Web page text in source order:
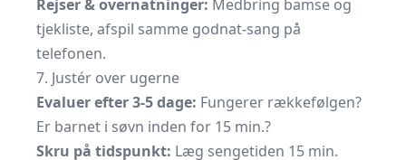
Rejser & overnatninger: Medbring bamse og
tjekliste, afspil samme godnat-sang på
telefonen.
7. Justér over ugerne
Evaluer efter 3-5 dage: Fungerer rækkefølgen?
Er barnet i søvn inden for 15 min.?
Skru på tidspunkt: Læg sengetiden 15 min.